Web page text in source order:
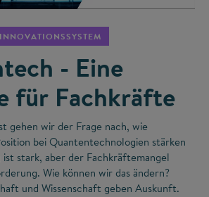
INNOVATIONSSYSTEM
- Eine
für Fachkräfte
gehen wir der Frage nach, wie
bei Quantentechnologien stärken
ist stark, aber der Fachkräftemangel
Wie können wir das ändern?
und Wissenschaft geben Auskunft.